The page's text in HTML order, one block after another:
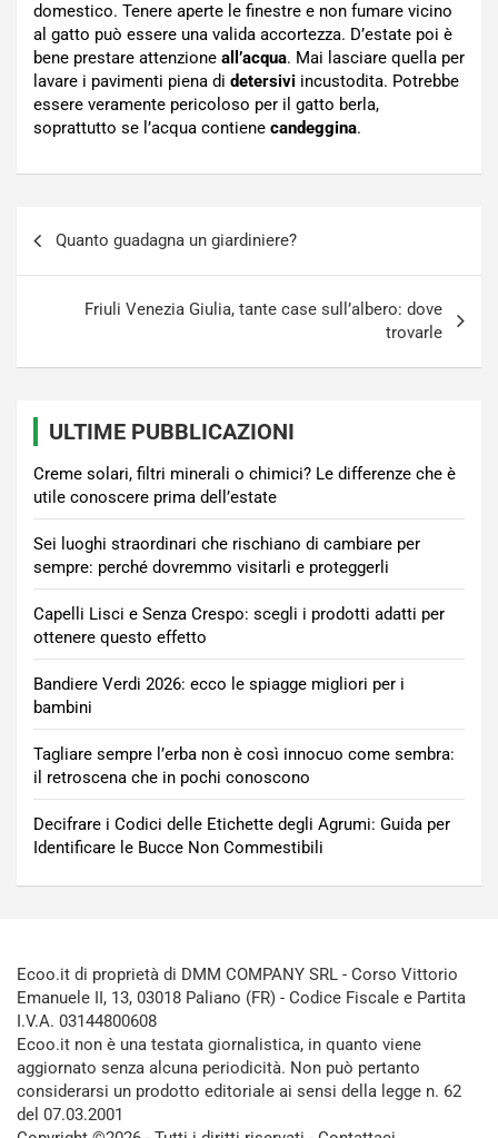
domestico. Tenere aperte le finestre e non fumare vicino
al gatto può essere una valida accortezza. D’estate poi è
bene prestare attenzione all’acqua. Mai lasciare quella per
lavare i pavimenti piena di detersivi incustodita. Potrebbe
essere veramente pericoloso per il gatto berla,
soprattutto se l’acqua contiene candeggina.
articoli
Quanto guadagna un giardiniere?
Friuli Venezia Giulia, tante case sull’albero: dove
trovarle
ULTIME PUBBLICAZIONI
Creme solari, filtri minerali o chimici? Le differenze che è
utile conoscere prima dell’estate
Sei luoghi straordinari che rischiano di cambiare per
sempre: perché dovremmo visitarli e proteggerli
Capelli Lisci e Senza Crespo: scegli i prodotti adatti per
ottenere questo effetto
Bandiere Verdi 2026: ecco le spiagge migliori per i
bambini
Tagliare sempre l’erba non è così innocuo come sembra:
il retroscena che in pochi conoscono
Decifrare i Codici delle Etichette degli Agrumi: Guida per
Identificare le Bucce Non Commestibili
Ecoo.it di proprietà di DMM COMPANY SRL - Corso Vittorio
Emanuele II, 13, 03018 Paliano (FR) - Codice Fiscale e Partita
I.V.A. 03144800608
Ecoo.it non è una testata giornalistica, in quanto viene
aggiornato senza alcuna periodicità. Non può pertanto
considerarsi un prodotto editoriale ai sensi della legge n. 62
del 07.03.2001